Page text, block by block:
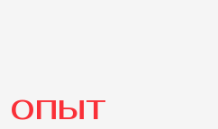
ОПЫТ